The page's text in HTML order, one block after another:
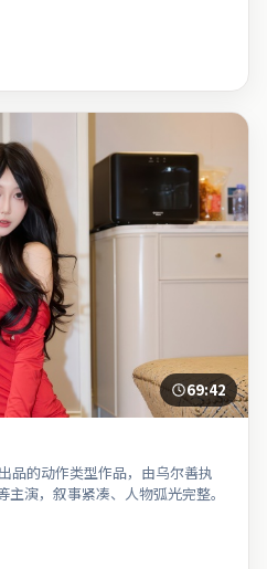
69:42
品的动作类型作品，由乌尔善执
演，叙事紧凑、人物弧光完整。